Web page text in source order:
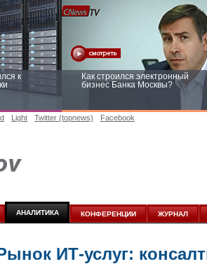
к
Как строился электронный
бизнес Банка Москвы?
как
Light Twitter (topnews) Facebook
АНАЛИТИКА КОНФЕРЕНЦИИ ЖУРНАЛ
ИТ-услуг: